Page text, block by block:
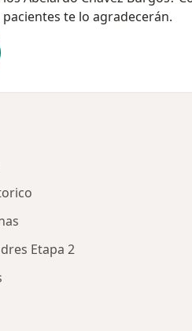
te lo agradecerán.
Etapa 2